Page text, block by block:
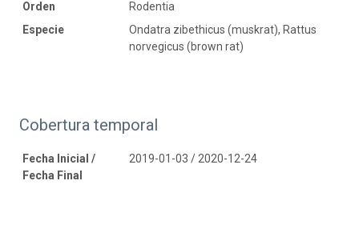
Orden
Rodentia
Especie
Ondatra zibethicus (muskrat), Rattus
norvegicus (brown rat)
Cobertura temporal
Fecha Inicial /
Fecha Final
2019-01-03 / 2020-12-24